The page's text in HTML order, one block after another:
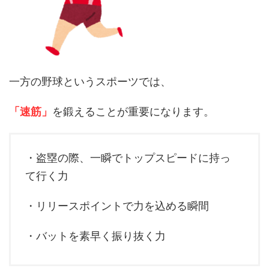
一方の野球というスポーツでは、
「速筋」 を鍛えることが重要になります。
・盗塁の際、一瞬でトップスピードに持っ
て行く力
・リリースポイントで力を込める瞬間
・バットを素早く振り抜く力